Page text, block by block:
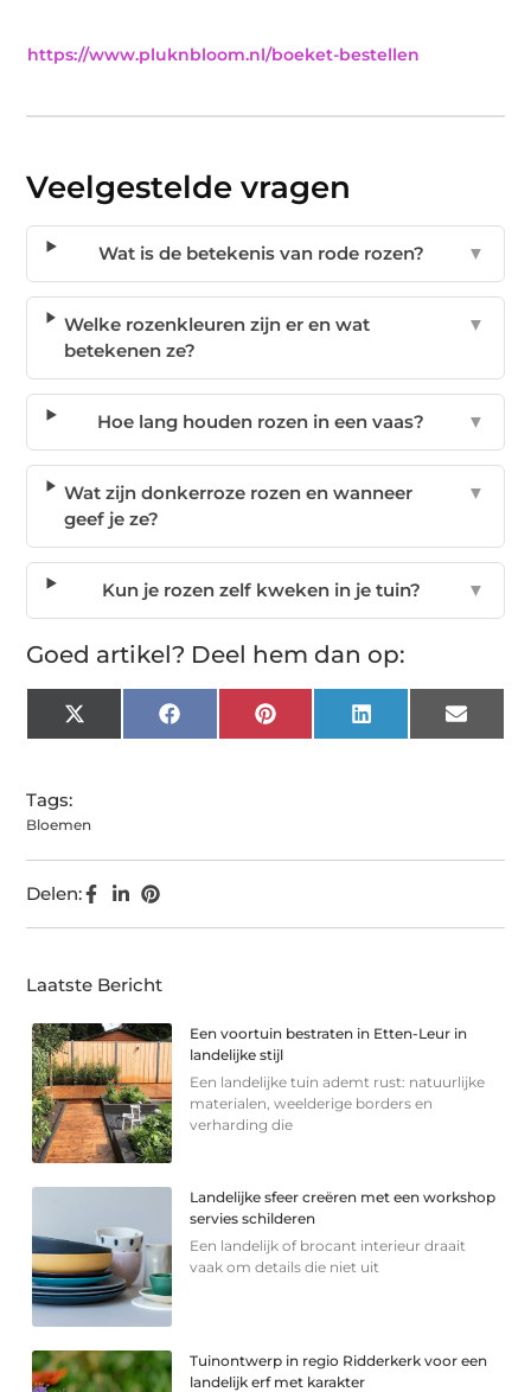
https://www.pluknbloom.nl/boeket-bestellen
Veelgestelde vragen
Wat is de betekenis van rode rozen? ▼
Welke rozenkleuren zijn er en wat
betekenen ze?
▼
Hoe lang houden rozen in een vaas? ▼
Wat zijn donkerroze rozen en wanneer
geef je ze?
▼
Kun je rozen zelf kweken in je tuin? ▼
Goed artikel? Deel hem dan op:
X
(Twitter)
Facebook Pinterest LinkedIn Email
Tags:
Bloemen
Delen:
Laatste Bericht
Een voortuin bestraten in Etten-Leur in
landelijke stijl
Een landelijke tuin ademt rust: natuurlijke
materialen, weelderige borders en
verharding die
Landelijke sfeer creëren met een workshop
servies schilderen
Een landelijk of brocant interieur draait
vaak om details die niet uit
Tuinontwerp in regio Ridderkerk voor een
landelijk erf met karakter